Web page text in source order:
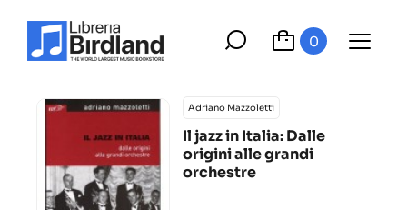
0
Adriano Mazzoletti
Il jazz in Italia: Dalle
origini alle grandi
orchestre